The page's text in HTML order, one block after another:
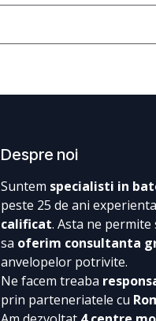
Despre noi
Suntem specialisti in
peste 25 de ani
calificat. Asta ne permite
sa oferim consultanta
anvelopelor potrivite.
Ne facem treaba
prin parteneriatele cu